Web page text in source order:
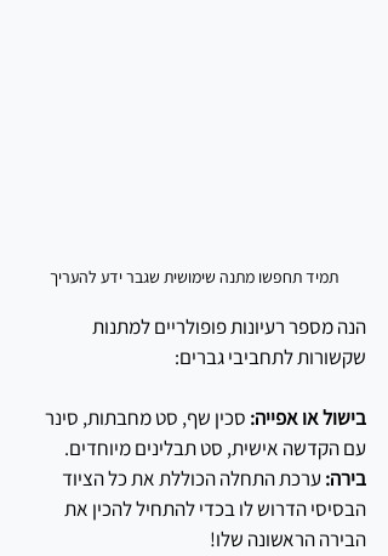
תמיד תחפשו מתנה שימושית שגבר ידע להעריך
הנה מספר רעיונות פופולריים למתנות
שקשורות לתחביבי גברים:
בישול או אפייה: סכין שף, סט מחבתות, סינר
עם הקדשה אישית, סט תבלינים מיוחדים.
בירה: ערכת התחלה הכוללת את כל הציוד
הבסיסי הדרוש לו בכדי להתחיל להכין את
הבירה הראשונה שלו!